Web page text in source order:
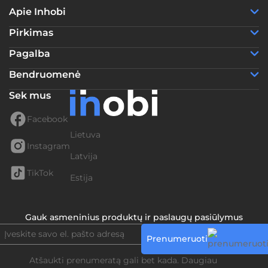
Apie Inhobi
Pirkimas
Pagalba
Bendruomenė
Sek mus
Facebook
Instagram
TikTok
Lietuva
Latvija
Estija
Gauk asmeninius produktų ir paslaugų pasiūlymus
Prenumeruoti
Atšaukti prenumeratą gali bet kada. Daugiau